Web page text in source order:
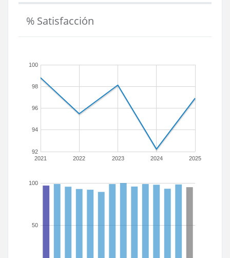
% Satisfacción
2021 2022 2023 2024 2025
92
94
96
98
100
50
100